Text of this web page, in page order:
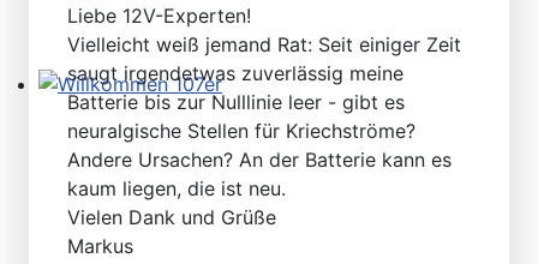
Willkommen 107er
Liebe 12V-Experten!
Vielleicht weiß jemand Rat: Seit einiger Zeit
saugt irgendetwas zuverlässig meine
Batterie bis zur Nulllinie leer - gibt es
neuralgische Stellen für Kriechströme?
Andere Ursachen? An der Batterie kann es
kaum liegen, die ist neu.
Vielen Dank und Grüße
Markus